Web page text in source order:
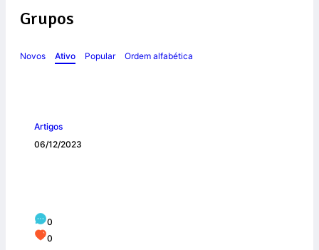
Grupos
Novos Ativo Popular Ordem alfabética
Artigos
06/12/2023
0
0